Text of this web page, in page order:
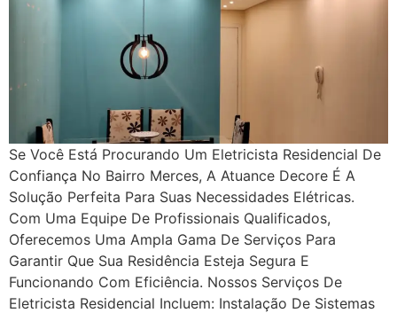
Se Você Está Procurando Um Eletricista Residencial De
Confiança No Bairro Merces, A Atuance Decore É A
Solução Perfeita Para Suas Necessidades Elétricas.
Com Uma Equipe De Profissionais Qualificados,
Oferecemos Uma Ampla Gama De Serviços Para
Garantir Que Sua Residência Esteja Segura E
Funcionando Com Eficiência. Nossos Serviços De
Eletricista Residencial Incluem: Instalação De Sistemas